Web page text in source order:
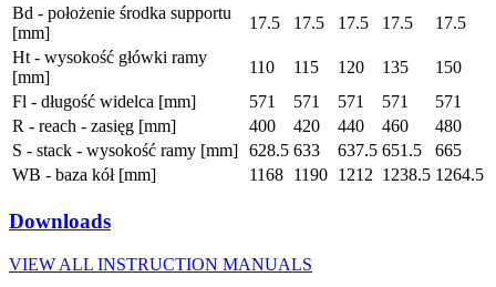
Bd - położenie środka supportu
[mm]
17.5 17.5 17.5 17.5
17.5
Ht - wysokość główki ramy
[mm]
110 115 120 135
150
Fl - długość widelca [mm]
571 571 571 571
571
R - reach - zasięg [mm]
400 420 440 460
480
S - stack - wysokość ramy [mm] 628.5 633 637.5 651.5
665
WB - baza kół [mm]
1168 1190 1212 1238.5 1264.5
Downloads
VIEW ALL INSTRUCTION MANUALS